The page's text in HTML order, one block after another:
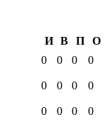
И В П
О
0 0 0 0
0 0 0 0
0 0 0 0